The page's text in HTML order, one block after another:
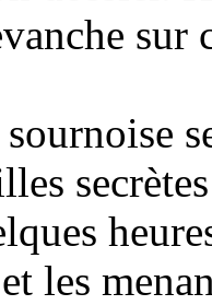
les